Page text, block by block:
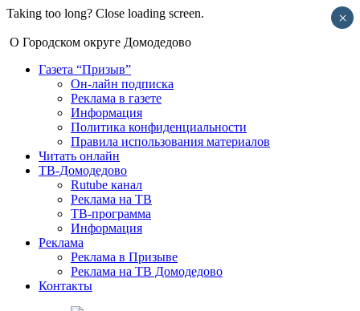
Taking too long? Close loading screen.
О Городском округе Домодедово
Газета “Призыв”
Он-лайн подписка
Реклама в газете
Информация
Политика конфиденциальности
Правила использования материалов
Читать онлайн
ТВ-Домодедово
Rutube канал
Реклама на ТВ
ТВ-программа
Информация
Реклама
Реклама в Призыве
Реклама на ТВ Домодедово
Контакты
×